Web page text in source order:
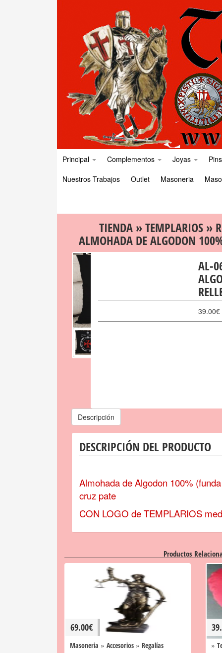
Principal Complementos Joyas
Pins
Nuestros Trabajos
Outlet Masoneria
TIENDA»TEMPLARIOS»
ALMOHADA DE ALGODON
AL-
39.00€
Descripción
DESCRIPCIÓN DEL PRODUCTO
Almohada de Algodon 100%
cruz pate
CON LOGO de TEMPLARIOS
Productos
69.00€
Masoneria » Accesorios » Regalías »